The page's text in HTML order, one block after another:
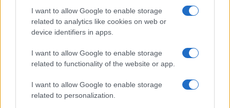
I want to allow Google to enable storage
related to analytics like cookies on web or
device identifiers in apps.
I want to allow Google to enable storage
related to functionality of the website or app.
I want to allow Google to enable storage
related to personalization.
Arrestati cinque agenti della polizia locale di Milano: le
accuse e i dettagli